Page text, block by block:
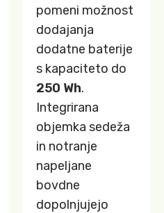
pomeni možnost
dodajanja
dodatne baterije
s kapaciteto do
250 Wh.
Integrirana
objemka sedeža
in notranje
napeljane
bovdne
dopolnjujejo